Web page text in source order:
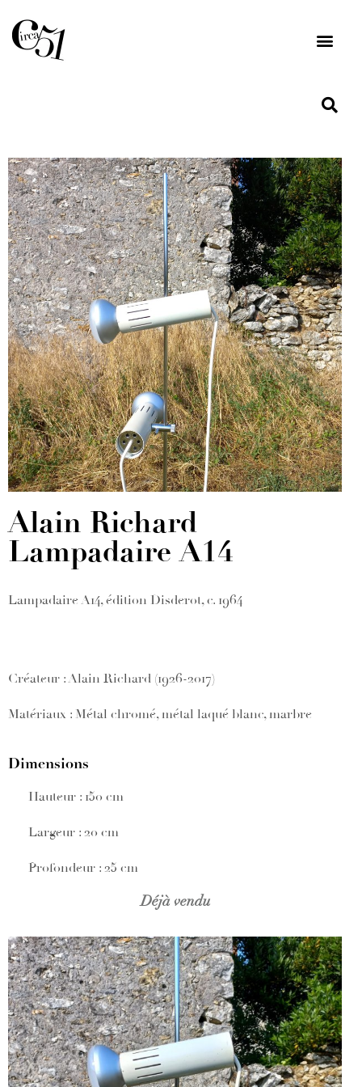
Alain Richard –
Lampadaire A14
Lampadaire A14, édition Disderot, c. 1964
Créateur : Alain Richard (1926-2017)
Matériaux : Métal chromé, métal laqué blanc, marbre
Dimensions
Hauteur : 150 cm
Largeur : 20 cm
Profondeur : 25 cm
Déjà vendu